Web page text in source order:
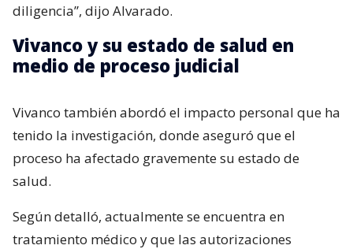
diligencia”, dijo Alvarado.
Vivanco y su estado de salud en
medio de proceso judicial
Vivanco también abordó el impacto personal que ha
tenido la investigación, donde aseguró que el
proceso ha afectado gravemente su estado de
salud.
Según detalló, actualmente se encuentra en
tratamiento médico y que las autorizaciones